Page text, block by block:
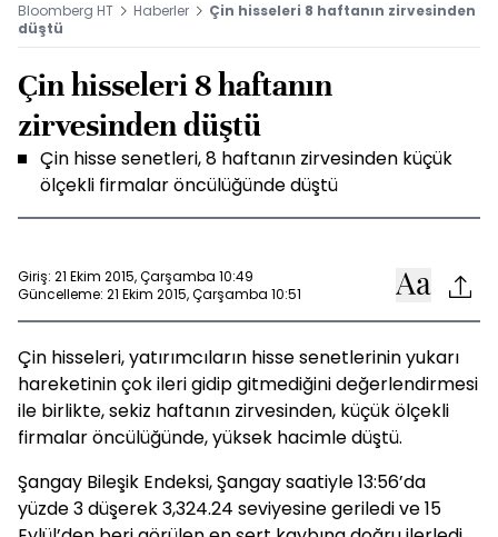
Bloomberg HT Haberler
Çin hisseleri 8 haftanın zirvesinden
düştü
Çin hisseleri 8 haftanın
zirvesinden düştü
Çin hisse senetleri, 8 haftanın zirvesinden küçük
ölçekli firmalar öncülüğünde düştü
Giriş: 21 Ekim 2015, Çarşamba 10:49
Güncelleme: 21 Ekim 2015, Çarşamba 10:51
Çin hisseleri, yatırımcıların hisse senetlerinin yukarı
hareketinin çok ileri gidip gitmediğini değerlendirmesi
ile birlikte, sekiz haftanın zirvesinden, küçük ölçekli
firmalar öncülüğünde, yüksek hacimle düştü.
Şangay Bileşik Endeksi, Şangay saatiyle 13:56’da
yüzde 3 düşerek 3,324.24 seviyesine geriledi ve 15